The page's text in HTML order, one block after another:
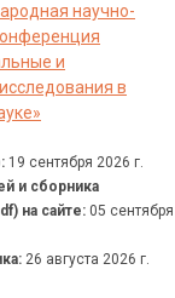
научно-
и
в
19 сентября 2026 г.
и сборника
на сайте: 05 сентября
26 августа 2026 г.